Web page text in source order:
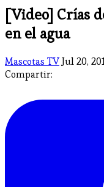
[Video] Crías
en el agua
Mascotas TVJul 20,
Compartir: